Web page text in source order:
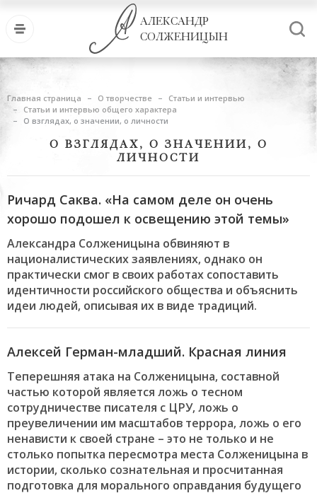
АЛЕКСАНДР
СОЛЖЕНИЦЫН
Главная страница О творчестве
Статьи и интервью
Статьи и интервью общего характера
О взглядах, о значении, о личности
О ВЗГЛЯДАХ, О ЗНАЧЕНИИ, О
ЛИЧНОСТИ
Ричард Саква. «На самом деле он очень
хорошо подошел к освещению этой темы»
Александра Солженицына обвиняют в
националистических заявлениях, однако он
практически смог в своих работах сопоставить
идентичности российского общества и объяснить
идеи людей, описывая их в виде традиций.
Алексей Герман-младший. Красная линия
Теперешняя атака на Солженицына, составной
частью которой является ложь о тесном
сотрудничестве писателя с ЦРУ, ложь о
преувеличении им масштабов террора, ложь о его
ненависти к своей стране – это не только и не
столько попытка пересмотра места Солженицына в
истории, сколько сознательная и просчитанная
подготовка для морального оправдания будущего